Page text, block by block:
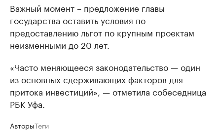
Важный момент – предложение главы
государства оставить условия по
предоставлению льгот по крупным проектам
неизменными до 20 лет.
«Часто меняющееся законодательство — один
из основных сдерживающих факторов для
притока инвестиций», — отметила собеседница
РБК Уфа.
АвторыТеги